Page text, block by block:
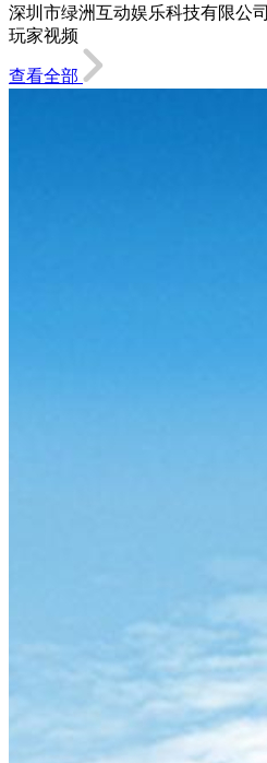
深圳市绿洲互动娱乐科技有限公司
玩家视频
查看全部